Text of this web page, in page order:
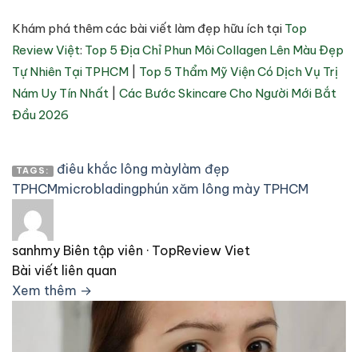
Khám phá thêm các bài viết làm đẹp hữu ích tại Top
Review Việt: Top 5 Địa Chỉ Phun Môi Collagen Lên Màu Đẹp
Tự Nhiên Tại TPHCM
Top 5 Thẩm Mỹ Viện Có Dịch Vụ Trị
Nám Uy Tín Nhất
Các Bước Skincare Cho Người Mới Bắt
Đầu 2026
TAGS: điêu khắc lông màylàm đẹp
TPHCMmicrobladingphún xăm lông mày TPHCM
sanhmy Biên tập viên · TopReview Viet
Bài viết liên quan
Xem thêm →